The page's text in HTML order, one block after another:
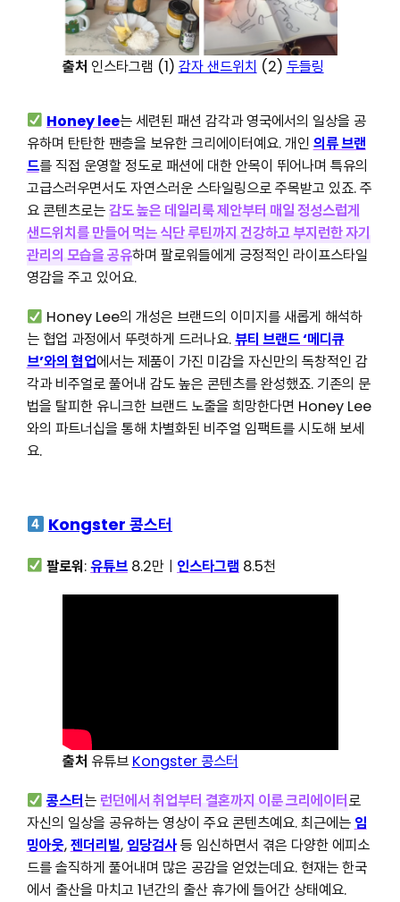
출처 인스타그램 (1) 감자 샌드위치 (2) 두들링
Honey lee는 세련된 패션 감각과 영국에서의 일상을 공
유하며 탄탄한 팬층을 보유한 크리에이터예요. 개인 의류 브랜
드를 직접 운영할 정도로 패션에 대한 안목이 뛰어나며 특유의
고급스러우면서도 자연스러운 스타일링으로 주목받고 있죠. 주
요 콘텐츠로는감도 높은 데일리룩 제안부터 매일 정성스럽게
샌드위치를 만들어 먹는 식단 루틴까지 건강하고 부지런한 자기
관리의 모습을 공유하며 팔로워들에게 긍정적인 라이프스타일
영감을 주고 있어요.
Honey Lee의 개성은 브랜드의 이미지를 새롭게 해석하
는 협업 과정에서 뚜렷하게 드러나요.뷰티 브랜드 ‘메디큐
브’와의 협업에서는 제품이 가진 미감을 자신만의 독창적인 감
각과 비주얼로 풀어내 감도 높은 콘텐츠를 완성했죠. 기존의 문
법을 탈피한 유니크한 브랜드 노출을 희망한다면 Honey Lee
와의 파트너십을 통해 차별화된 비주얼 임팩트를 시도해 보세
요.
Kongster 콩스터
팔로워:유튜브 8.2만ㅣ 인스타그램 8.5천
출처 유튜브 Kongster 콩스터
콩스터는런던에서 취업부터 결혼까지 이룬 크리에이터로
자신의 일상을 공유하는 영상이 주요 콘텐츠예요. 최근에는 임
밍아웃,젠더리빌, 임당검사등 임신하면서 겪은 다양한 에피소
드를 솔직하게 풀어내며 많은 공감을 얻었는데요. 현재는 한국
에서 출산을 마치고 1년간의 출산 휴가에 들어간 상태예요.